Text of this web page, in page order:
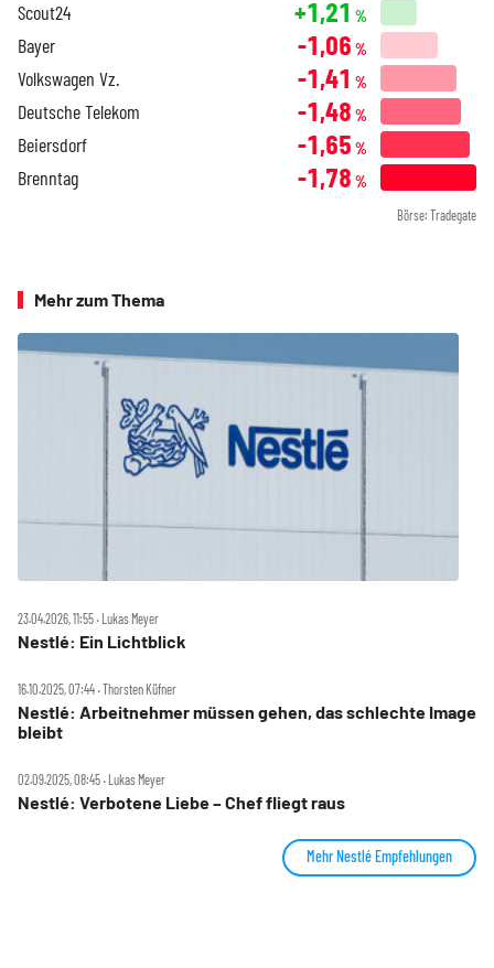
Scout24 +1,21 %
Bayer -1,06 %
Volkswagen Vz. -1,41 %
Deutsche Telekom -1,48 %
Beiersdorf -1,65 %
Brenntag -1,78 %
Börse: Tradegate
Mehr zum Thema
23.04.2026, 11:55 ‧ Lukas Meyer
Nestlé: Ein Lichtblick
16.10.2025, 07:44 ‧ Thorsten Küfner
Nestlé: Arbeitnehmer müssen gehen, das schlechte Image
bleibt
02.09.2025, 08:45 ‧ Lukas Meyer
Nestlé: Verbotene Liebe – Chef fliegt raus
Mehr Nestlé Empfehlungen